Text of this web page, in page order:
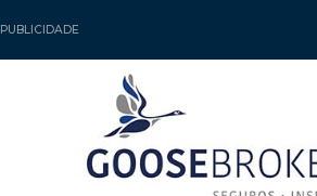
PUBLICIDADE